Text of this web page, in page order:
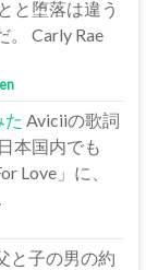
と堕落は違う
。 Carly Rae
た Aviciiの歌詞
本国内でも
Love」に、
と子の男の約